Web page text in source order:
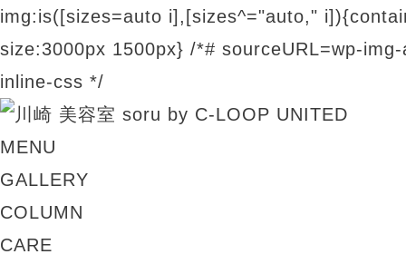
img:is([sizes=auto i],[sizes^="auto,"
size:3000px 1500px} /*# sourceURL=wp-
inline-css */
MENU
GALLERY
COLUMN
CARE